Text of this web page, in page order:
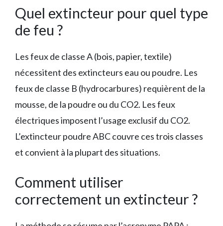
Quel extincteur pour quel type
de feu ?
Les feux de classe A (bois, papier, textile)
nécessitent des extincteurs eau ou poudre. Les
feux de classe B (hydrocarbures) requièrent de la
mousse, de la poudre ou du CO2. Les feux
électriques imposent l’usage exclusif du CO2.
L’extincteur poudre ABC couvre ces trois classes
et convient à la plupart des situations.
Comment utiliser
correctement un extincteur ?